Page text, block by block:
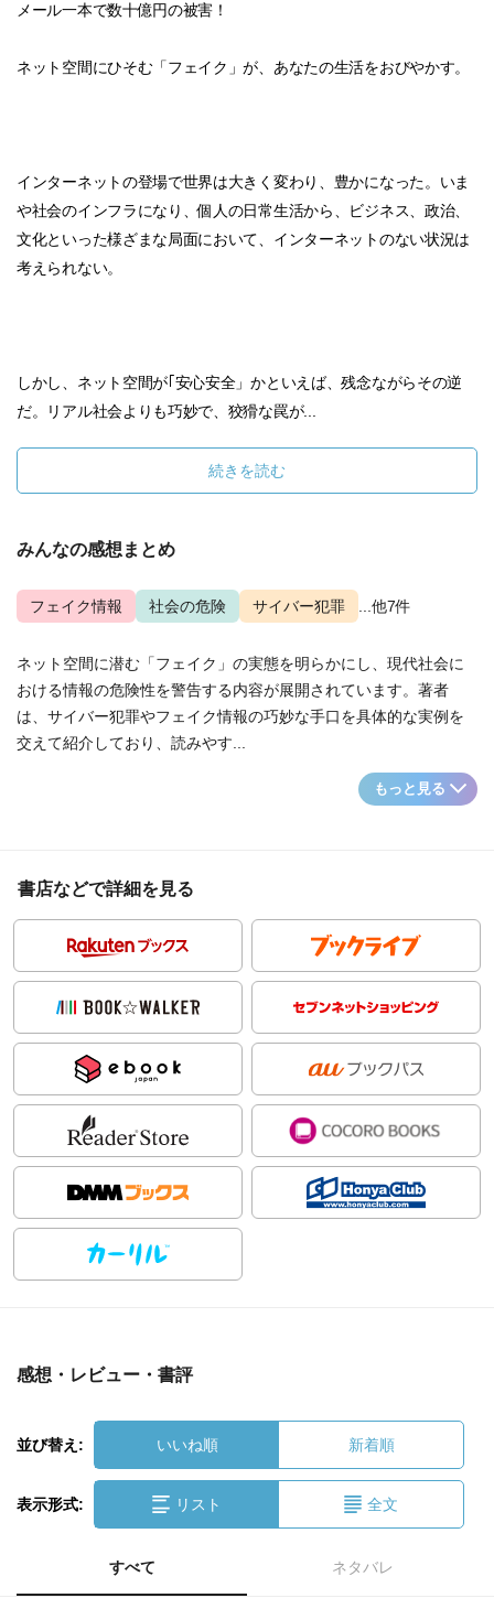
メール一本で数十億円の被害！
ネット空間にひそむ「フェイク」が、あなたの生活をおびやかす。
インターネットの登場で世界は大きく変わり、豊かになった。いま
や社会のインフラになり、個人の日常生活から、ビジネス、政治、
文化といった様ざまな局面において、インターネットのない状況は
考えられない。
しかし、ネット空間が｢安心安全」かといえば、残念ながらその逆
だ。リアル社会よりも巧妙で、狡猾な罠が...
続きを読む
みんなの感想まとめ
フェイク情報 社会の危険 サイバー犯罪 ...他7件
ネット空間に潜む「フェイク」の実態を明らかにし、現代社会に
おける情報の危険性を警告する内容が展開されています。著者
は、サイバー犯罪やフェイク情報の巧妙な手口を具体的な実例を
交えて紹介しており、読みやす...
もっと見る
書店などで詳細を見る
感想・レビュー・書評
並び替え: いいね順 新着順
表示形式: リスト 全文
すべて ネタバレ